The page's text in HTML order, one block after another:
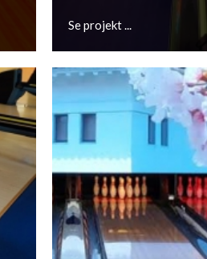
Se projekt ...
Nistelrode,
Se projekt ...